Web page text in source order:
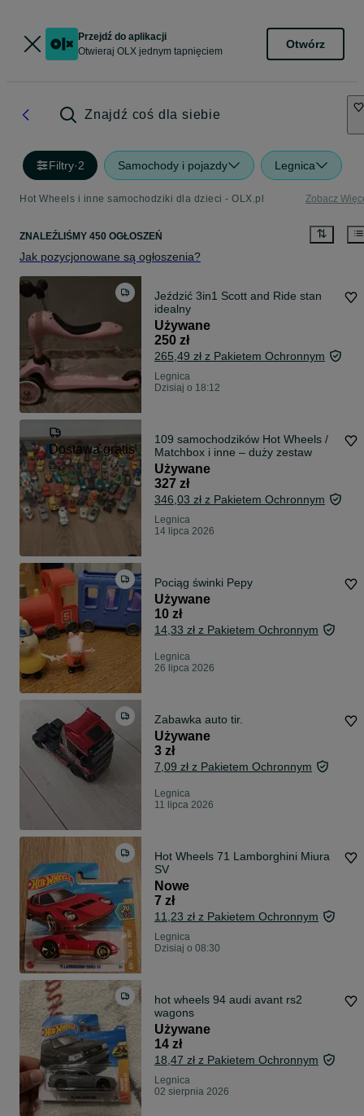
Przejdź do aplikacji
Otwieraj OLX jednym tapnięciem
Otwórz
Znajdź coś dla siebie
Filtry·2 Samochody i pojazdy Legnica
Hot Wheels i inne samochodziki dla dzieci - OLX.pl Zobacz
ZNALEŹLIŚMY 450 OGŁOSZEŃ
Jak pozycjonowane są ogłoszenia?
Jeździć 3in1 Scott and Ride stan
idealny
Używane
250 zł
265,49 zł z Pakietem Ochronnym
Legnica
Dzisiaj o 18:12
Dostawa gratis
109 samochodzików Hot Wheels /
Matchbox i inne – duży zestaw
Używane
327 zł
346,03 zł z Pakietem Ochronnym
Legnica
14 lipca 2026
Pociąg świnki Pepy
Używane
10 zł
14,33 zł z Pakietem Ochronnym
Legnica
26 lipca 2026
Zabawka auto tir.
Używane
3 zł
7,09 zł z Pakietem Ochronnym
Legnica
11 lipca 2026
Hot Wheels 71 Lamborghini Miura
SV
Nowe
7 zł
11,23 zł z Pakietem Ochronnym
Legnica
Dzisiaj o 08:30
hot wheels 94 audi avant rs2
wagons
Używane
14 zł
18,47 zł z Pakietem Ochronnym
Legnica
02 sierpnia 2026